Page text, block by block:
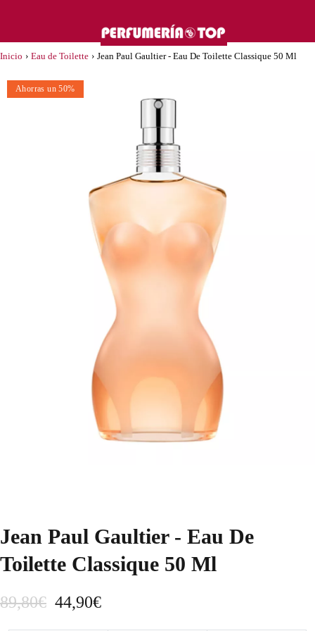
Inicio › Eau de Toilette › Jean Paul Gaultier - Eau De Toilette Classique 50 Ml
Ahorras un 50%
Jean Paul Gaultier - Eau De
Toilette Classique 50 Ml
89,80€ E
44,90€E